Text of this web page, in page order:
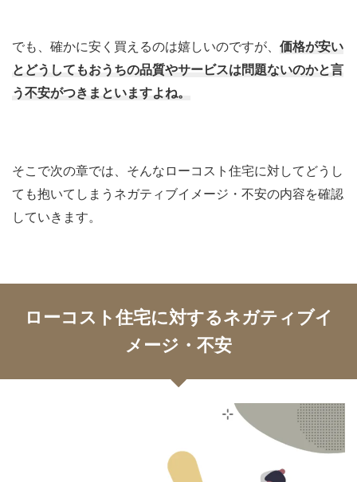
でも、確かに安く買えるのは嬉しいのですが、 価格が安い
とどうしてもおうちの品質やサービスは問題ないのかと言
う不安がつきまといますよね。
そこで次の章では、そんなローコスト住宅に対してどうし
ても抱いてしまうネガティブイメージ・不安の内容を確認
していきます。
ローコスト住宅に対するネガティブイ
メージ・不安